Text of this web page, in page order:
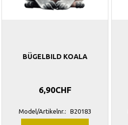
BÜGELBILD KOALA
6,90CHF
Model/Artikelnr.: B20183